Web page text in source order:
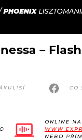
PHOENIX
–
CO
ONLINE NA
NEBO